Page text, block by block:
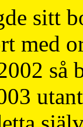
sitt
med
så